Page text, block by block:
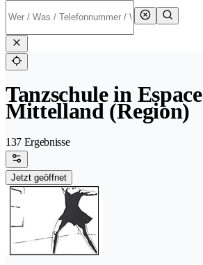
Tanzschule in Espace
Mittelland (Region)
137 Ergebnisse
Jetzt geöffnet